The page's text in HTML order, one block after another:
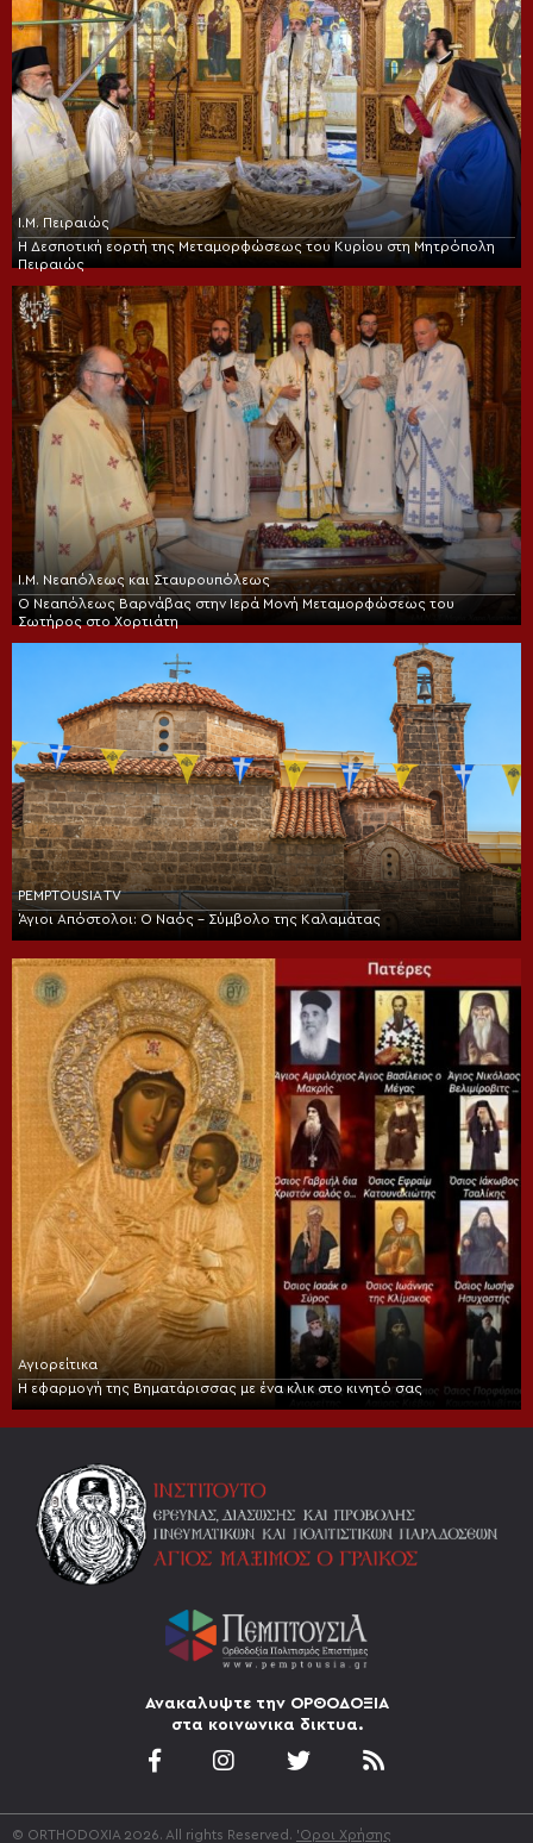
Ι.Μ. Πειραιώς
Η Δεσποτική εορτή της Μεταμορφώσεως του Κυρίου στη Μητρόπολη
Πειραιώς
Ι.Μ. Νεαπόλεως και Σταυρουπόλεως
Ο Νεαπόλεως Βαρνάβας στην Ιερά Μονή Μεταμορφώσεως του
Σωτήρος στο Χορτιάτη
PEMPTOUSIA TV
Άγιοι Απόστολοι: Ο Ναός – Σύμβολο της Καλαμάτας
Αγιορείτικα
Η εφαρμογή της Βηματάρισσας με ένα κλικ στο κινητό σας
Ανακαλυψτε την ΟΡΘΟΔΟΞΙΑ
στα κοινωνικα δικτυα.
© ORTHODOXIA 2026. All rights Reserved. 'Οροι Χρήσης